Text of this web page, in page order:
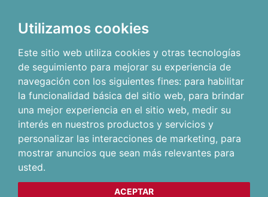
Utilizamos cookies
Este sitio web utiliza cookies y otras tecnologías
de seguimiento para mejorar su experiencia de
navegación con los siguientes fines: para habilitar
la funcionalidad básica del sitio web, para brindar
una mejor experiencia en el sitio web, medir su
interés en nuestros productos y servicios y
personalizar las interacciones de marketing, para
mostrar anuncios que sean más relevantes para
usted.
ACEPTAR